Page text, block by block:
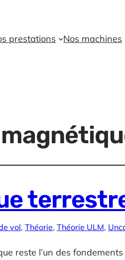
prestations Nos machines
vol, Théorie, Théorie ULM,
reste l’un des fondements